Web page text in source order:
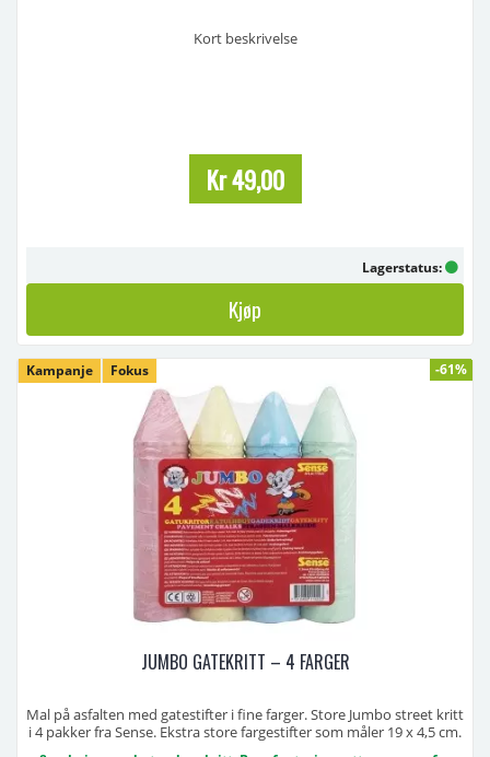
Kort beskrivelse
Oppdag Squeeze Ems – her får du myke og klikkløse figur-kjæledyr
som gir en behagelig følelse når du klemmer dem. Hver pakke
inneholder ett tilfeldi ...
Kr 49,00
Lagerstatus:
Kjøp
Kampanje Fokus -61%
JUMBO GATEKRITT – 4 FARGER
Mal på asfalten med gatestifter i fine farger. Store Jumbo street kritt
i 4 pakker fra Sense. Ekstra store fargestifter som måler 19 x 4,5 cm.